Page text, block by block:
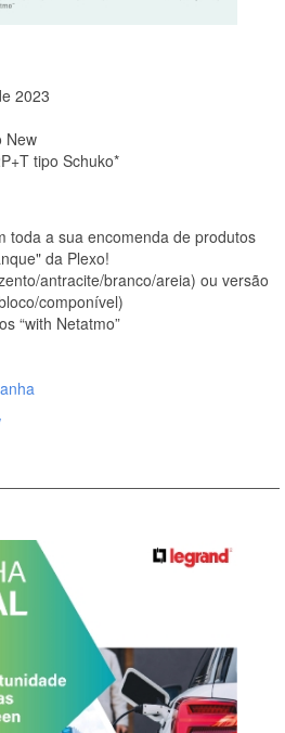
2023
New
tipo Schuko*
toda a sua encomenda de produtos
da Plexo!
antracite/branco/areia) ou versão
componível)
“with Netatmo”